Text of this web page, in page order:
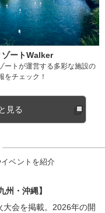
ゾートWalker
ートが運営する多彩な施設の
をチェック！
見る
ベントを紹介
州・沖縄】
大会を掲載。2026年の開